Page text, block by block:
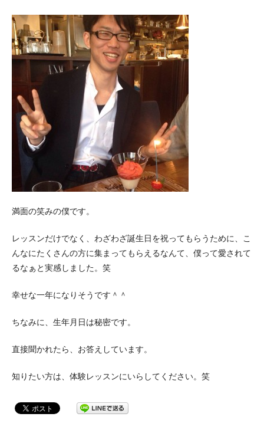
満面の笑みの僕です。
レッスンだけでなく、わざわざ誕生日を祝ってもらうために、こ
んなにたくさんの方に集まってもらえるなんて、僕って愛されて
るなぁと実感しました。笑
幸せな一年になりそうです＾＾
ちなみに、生年月日は秘密です。
直接聞かれたら、お答えしています。
知りたい方は、体験レッスンにいらしてください。笑